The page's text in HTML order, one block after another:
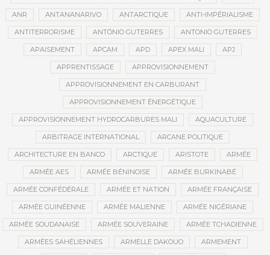
ANR ANTANANARIVO ANTARCTIQUE ANTI-IMPÉRIALISME
ANTITERRORISME ANTÓNIO GUTERRES ANTONIO GUTERRES
APAISEMENT APCAM APD APEX MALI APJ
APPRENTISSAGE APPROVISIONNEMENT
APPROVISIONNEMENT EN CARBURANT
APPROVISIONNEMENT ÉNERGÉTIQUE
APPROVISIONNEMENT HYDROCARBURES MALI AQUACULTURE
ARBITRAGE INTERNATIONAL ARCANE POLITIQUE
ARCHITECTURE EN BANCO ARCTIQUE ARISTOTE ARMÉE
ARMÉE AES ARMÉE BÉNINOISE ARMÉE BURKINABÉ
ARMÉE CONFÉDÉRALE ARMÉE ET NATION ARMÉE FRANÇAISE
ARMÉE GUINÉENNE ARMÉE MALIENNE ARMÉE NIGÉRIANE
ARMÉE SOUDANAISE ARMÉE SOUVERAINE ARMÉE TCHADIENNE
ARMÉES SAHÉLIENNES ARMELLE DAKOUO ARMEMENT